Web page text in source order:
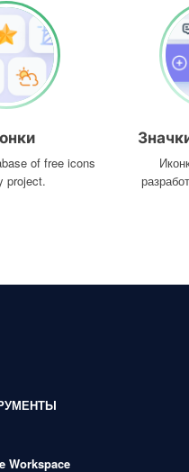
of free icons
project.
Workspace